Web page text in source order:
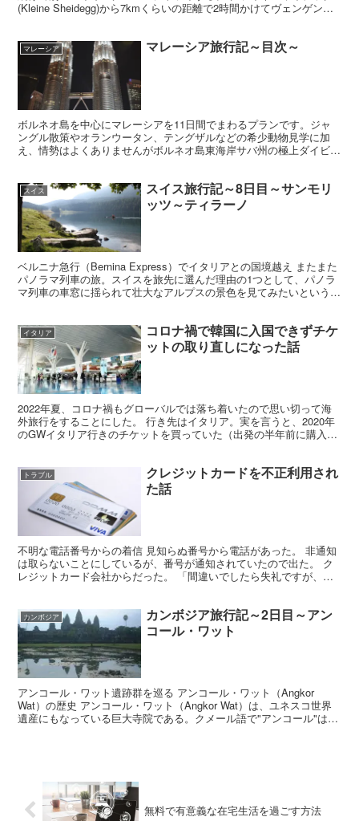
(Kleine Sheidegg)から7kmくらいの距離で2時間かけてヴェンゲン
マレーシア マレーシア旅行記～目次～
ボルネオ島を中心にマレーシアを11日間でまわるプランです。ジャ
ングル散策やオランウータン、テングザルなどの希少動物見学に加
え、情勢はよくありませんがボルネオ島東海岸サバ州の極上ダイビン
スイス
スイス旅行記～8日目～サンモリ
ッツ～ティラーノ
ベルニナ急行（Bernina Express）でイタリアとの国境越え またまた
パノラマ列車の旅。スイスを旅先に選んだ理由の1つとして、パノラ
マ列車の車窓に揺られて壮大なアルプスの景色を見てみたいという想
イタリア
コロナ禍で韓国に入国できずチケ
ットの取り直しになった話
2022年夏、コロナ禍もグローバルでは落ち着いたので思い切って海
外旅行をすることにした。 行き先はイタリア。実を言うと、2020年
のGWイタリア行きのチケットを買っていた（出発の半年前に購入）
トラブル
クレジットカードを不正利用され
た話
不明な電話番号からの着信 見知らぬ番号から電話があった。 非通知
は取らないことにしているが、番号が通知されていたので出た。 ク
レジットカード会社からだった。 「間違いでしたら失礼ですが、お
カンボジア
カンボジア旅行記～2日目～アン
コール・ワット
アンコール・ワット遺跡群を巡る アンコール・ワット（Angkor
Wat）の歴史 アンコール・ワット（Angkor Wat）は、ユネスコ世界
遺産にもなっている巨大寺院である。クメール語で"アンコール"は王
無料で有意義な在宅生活を過ごす方法